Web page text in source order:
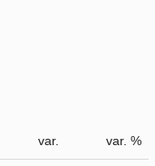
var. var. %